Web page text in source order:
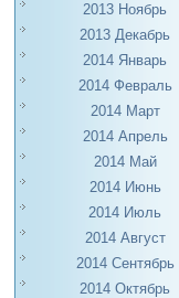
2013 Ноябрь
2013 Декабрь
2014 Январь
2014 Февраль
2014 Март
2014 Апрель
2014 Май
2014 Июнь
2014 Июль
2014 Август
2014 Сентябрь
2014 Октябрь